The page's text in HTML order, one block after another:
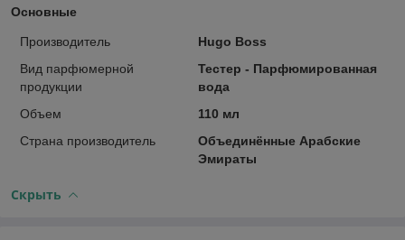
Основные
Производитель
Hugo Boss
Вид парфюмерной
продукции
Тестер - Парфюмированная
вода
Объем
110 мл
Страна производитель
Объединённые Арабские
Эмираты
Скрыть